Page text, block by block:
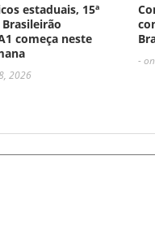
estaduais, 15ª
começa neste
2026
-